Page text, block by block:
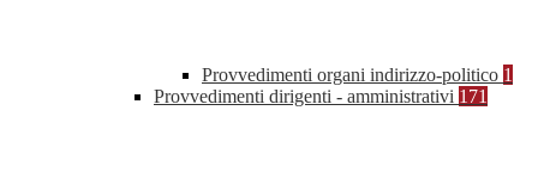
Provvedimenti organi indirizzo-politico 1
Provvedimenti dirigenti - amministrativi 171